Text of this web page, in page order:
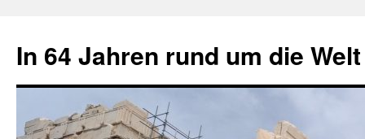
springen
In 64 Jahren rund um die Welt